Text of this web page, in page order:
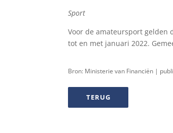
Sport
Voor de amateursport gelden
tot en met januari 2022.
Bron: Ministerie van Financiën |
TERUG